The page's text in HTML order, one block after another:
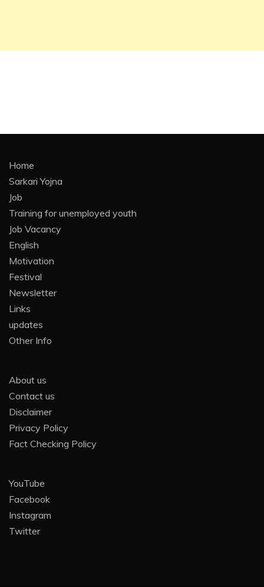
Home
Sarkari Yojna
Job
Training for unemployed youth
Job Vacancy
English
Motivation
Festival
Newsletter
Links
updates
Other Info
About us
Contact us
Disclaimer
Privacy Policy
Fact Checking Policy
YouTube
Facebook
Instagram
Twitter